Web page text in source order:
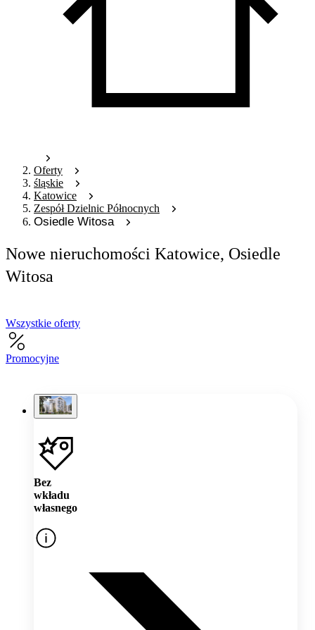
Oferty
śląskie
Katowice
Zespół Dzielnic Północnych
Osiedle Witosa
Nowe nieruchomości Katowice, Osiedle
Witosa
Wszystkie oferty
Promocyjne
Bez
wkładu
własnego